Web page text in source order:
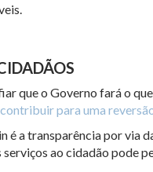
que o Governo fará o
para uma
a transparência por via
ao cidadão